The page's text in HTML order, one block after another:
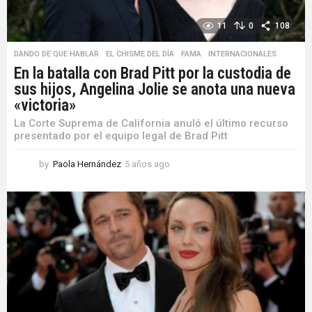
11 0 108
DANDO DE QUE HABLAR ,EL CHISME DEL DÍA ,FAMA INTERNACIONALES
En la batalla con Brad Pitt por la custodia de
sus hijos, Angelina Jolie se anota una nueva
«victoria»
La Corte Suprema de California anuló el último recurso
presentado por el equipo legal de Brad Pitt
by Paola Hernández 5 años ago
ñ
o
s
a
g
o